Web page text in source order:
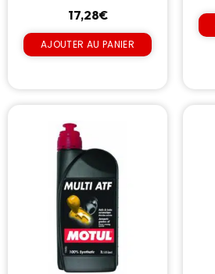
17,28€
AJOUTER AU PANIER